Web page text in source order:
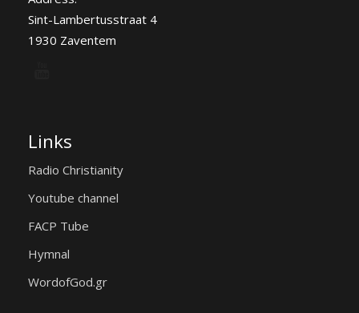
Sint-Lambertusstraat 4
1930 Zaventem
Links
Radio Christianity
Youtube channel
FACP Tube
Hymnal
WordofGod.gr